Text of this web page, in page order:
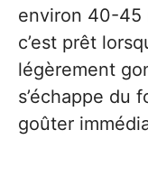
environ 40-45
c’est prêt
légèrement
s’échappe du
goûter